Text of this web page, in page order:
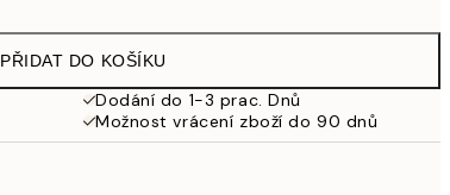
979 Kč
PŘIDAT DO KOŠÍKU
Dodání do 1-3 prac. Dnů
Možnost vrácení zboží do 90 dnů